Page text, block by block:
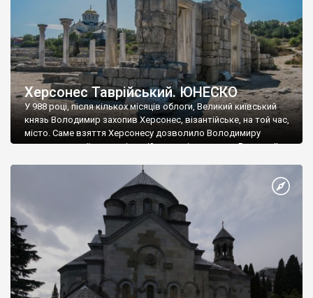
Херсонес Таврійський. ЮНЕСКО
У 988 році, після кількох місяців облоги, Великий київський
князь Володимир захопив Херсонес, візантійське, на той час,
місто. Саме взяття Херсонесу дозволило Володимиру
диктувати свої умови візантійському імператору Василю ІІ, та
Херсонесі Володимир-язичник, став Василем-християнином.
А потім було Хрещення Русі. На честь Херсонесу Таврійського